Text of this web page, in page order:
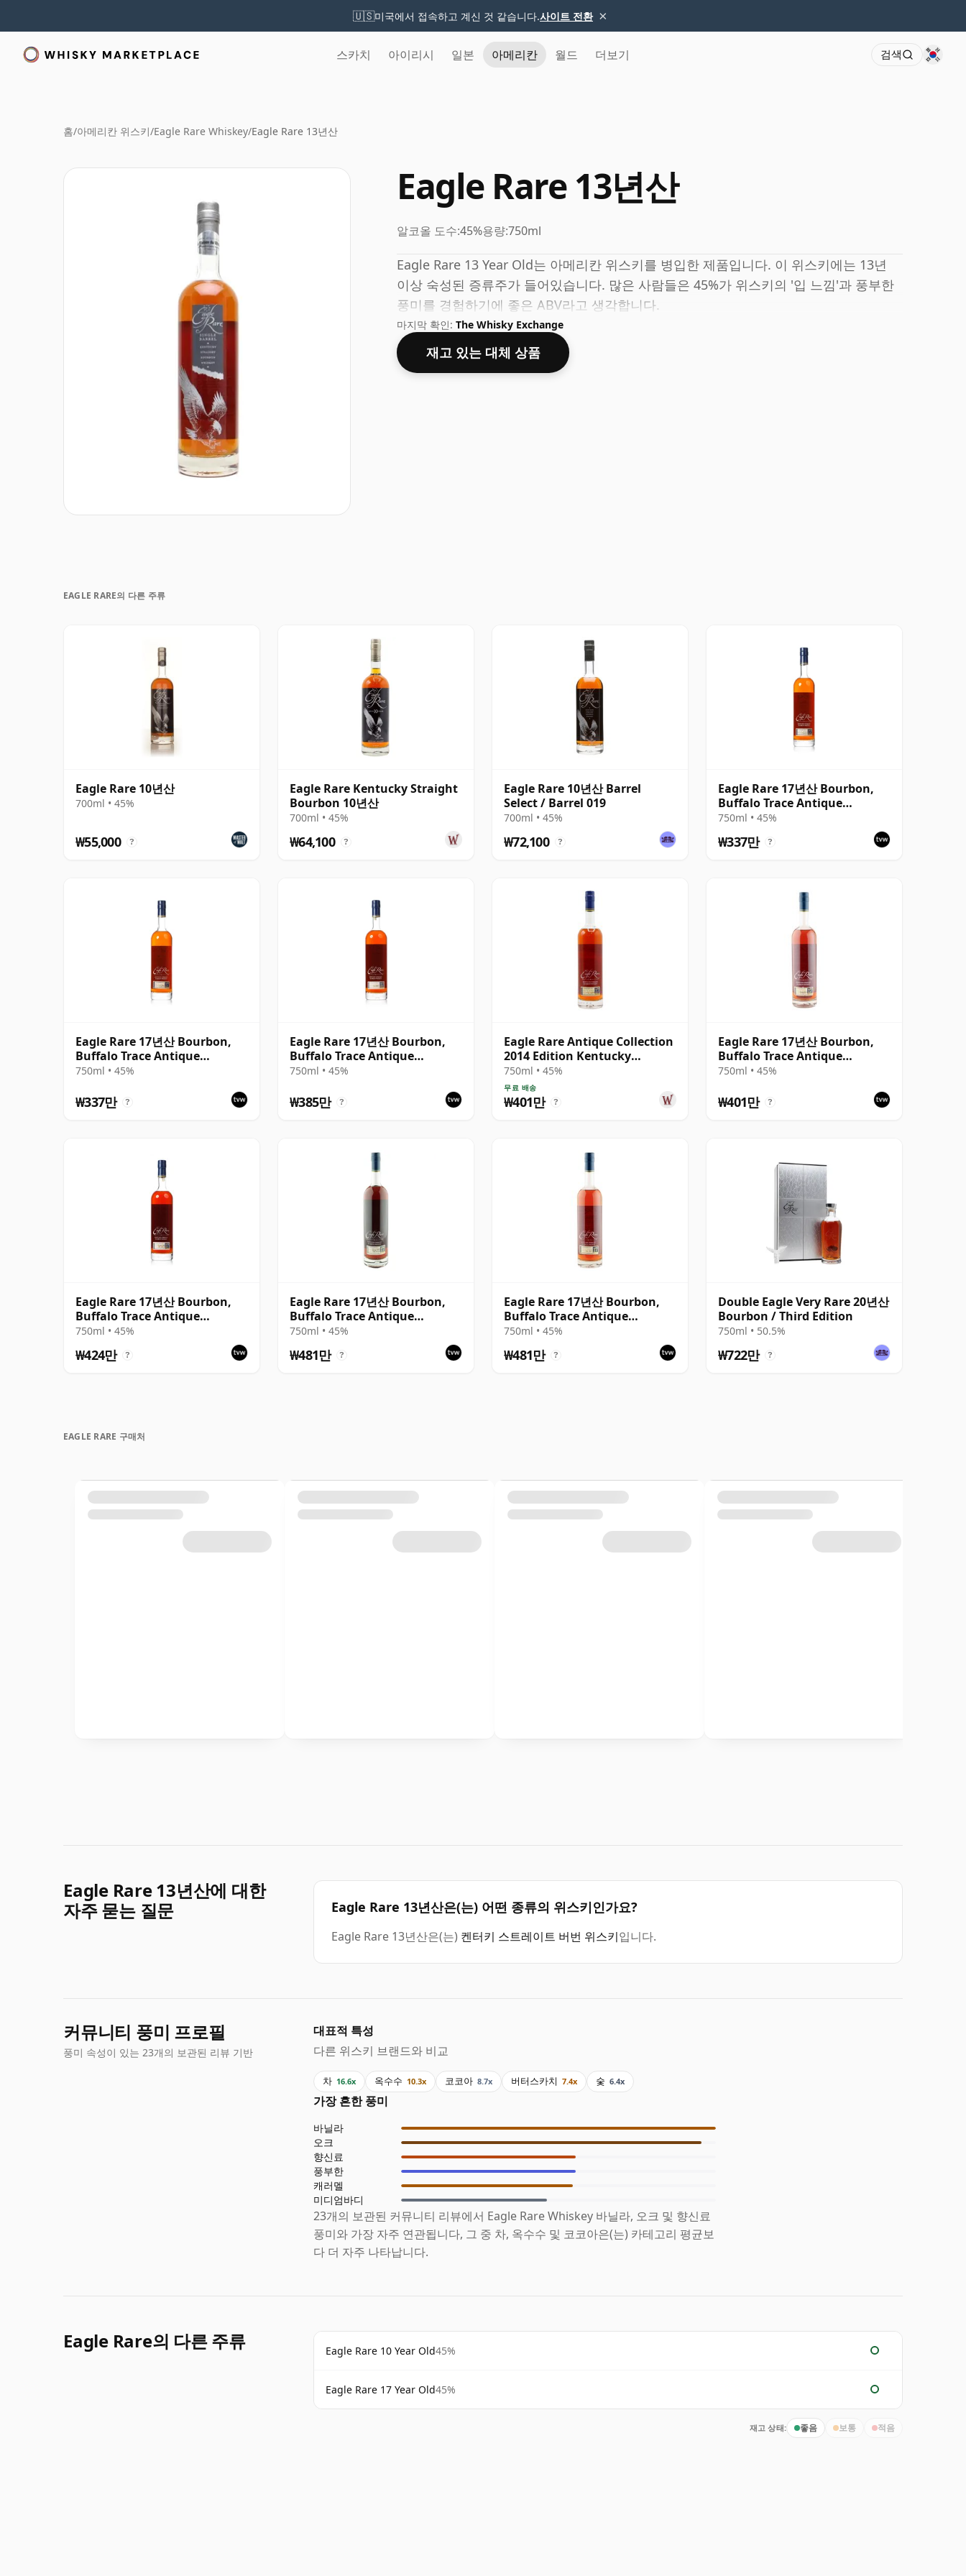
🇺🇸미국에서 접속하고 계신 것 같습니다.사이트 전환 ×
스카치 아이리시 일본 아메리칸 월드 더보기 검색
홈/아메리칸 위스키/Eagle Rare Whiskey/Eagle Rare 13년산
Eagle Rare 13년산
알코올 도수:45%용량:750ml
Eagle Rare 13 Year Old는 아메리칸 위스키를 병입한 제품입니다. 이 위스키에는 13년
이상 숙성된 증류주가 들어있습니다. 많은 사람들은 45%가 위스키의 '입 느낌'과 풍부한
풍미를 경험하기에 좋은 ABV라고 생각합니다.
마지막 확인: The Whisky Exchange
재고 있는 대체 상품
EAGLE RARE의 다른 주류
Eagle Rare 10년산
700ml • 45%
₩55,000 ?
Eagle Rare Kentucky Straight
Bourbon 10년산
700ml • 45%
₩64,100 ?
Eagle Rare 10년산 Barrel
Select / Barrel 019
700ml • 45%
₩72,100 ?
Eagle Rare 17년산 Bourbon,
Buffalo Trace Antique
Collection 2015
750ml • 45%
₩337만 ?
Eagle Rare 17년산 Bourbon,
Buffalo Trace Antique
Collection 2016
750ml • 45%
₩337만 ?
Eagle Rare 17년산 Bourbon,
Buffalo Trace Antique
Collection 2005
750ml • 45%
₩385만 ?
Eagle Rare Antique Collection
2014 Edition Kentucky
Straight 1997 17년산
750ml • 45%
무료 배송
₩401만 ?
Eagle Rare 17년산 Bourbon,
Buffalo Trace Antique
Collection 2014
750ml • 45%
₩401만 ?
Eagle Rare 17년산 Bourbon,
Buffalo Trace Antique
Collection 2003
750ml • 45%
₩424만 ?
Eagle Rare 17년산 Bourbon,
Buffalo Trace Antique
Collection 2002
750ml • 45%
₩481만 ?
Eagle Rare 17년산 Bourbon,
Buffalo Trace Antique
Collection 2009
750ml • 45%
₩481만 ?
Double Eagle Very Rare 20년산
Bourbon / Third Edition
750ml • 50.5%
₩722만 ?
EAGLE RARE 구매처
Eagle Rare 13년산에 대한
자주 묻는 질문
Eagle Rare 13년산은(는) 어떤 종류의 위스키인가요?
Eagle Rare 13년산은(는) 켄터키 스트레이트 버번 위스키입니다.
커뮤니티 풍미 프로필
풍미 속성이 있는 23개의 보관된 리뷰 기반
대표적 특성
다른 위스키 브랜드와 비교
차 16.6x 옥수수 10.3x 코코아 8.7x 버터스카치 7.4x 숯 6.4x
가장 흔한 풍미
바닐라
오크
향신료
풍부한
캐러멜
미디엄바디
23개의 보관된 커뮤니티 리뷰에서 Eagle Rare Whiskey 바닐라, 오크 및 향신료
풍미와 가장 자주 연관됩니다, 그 중 차, 옥수수 및 코코아은(는) 카테고리 평균보
다 더 자주 나타납니다.
Eagle Rare의 다른 주류 Eagle Rare 10 Year Old45%
Eagle Rare 17 Year Old45%
재고 상태: 좋음 보통 적음